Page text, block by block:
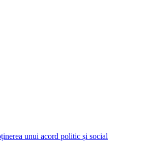
unui acord politic și social